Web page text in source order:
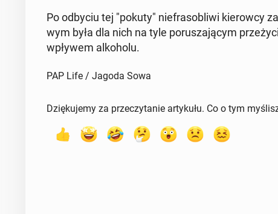
Po odbyciu tej "pokuty" nie­fra­so­bli­wi kie­row­cy
wym była dla nich na tyle po­ru­sza­ją­cym
wpływem al­ko­ho­lu.
PAP Life / Jagoda Sowa
Dziękujemy za przeczytanie artykułu. Co o tym